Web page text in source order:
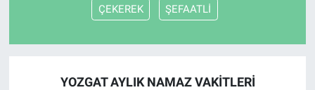
ÇEKEREK ŞEFAATLİ
YOZGAT AYLIK NAMAZ VAKITLERI